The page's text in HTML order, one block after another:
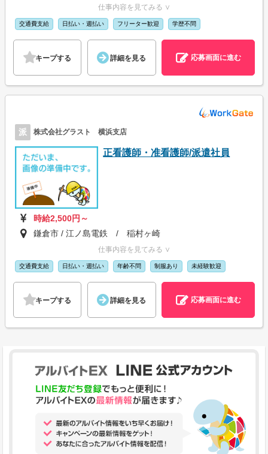
仕事内容を見てみる ∨
交通費支給 日払い・週払い フリーター歓迎 学歴不問
キープする 詳細を見る 応募画面に進む
派 株式会社グラスト 横浜支店
正看護師・准看護師/派遣社員
時給2,500円～
鎌倉市 / 江ノ島電鉄 / 稲村ヶ崎
仕事内容を見てみる ∨
交通費支給 日払い・週払い 年齢不問 制服あり 未経験歓迎
キープする 詳細を見る 応募画面に進む